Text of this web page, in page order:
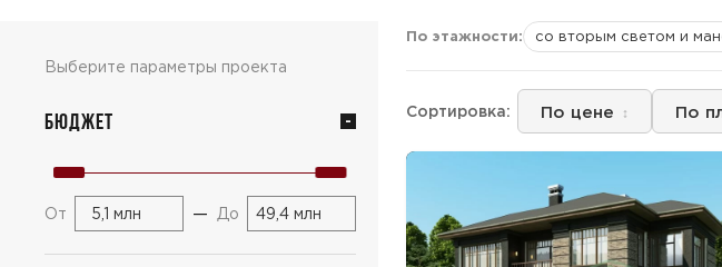
По этажности: со вторым светом и
Сортировка: По цене По
Выберите параметры проекта
Бюджет
От — До